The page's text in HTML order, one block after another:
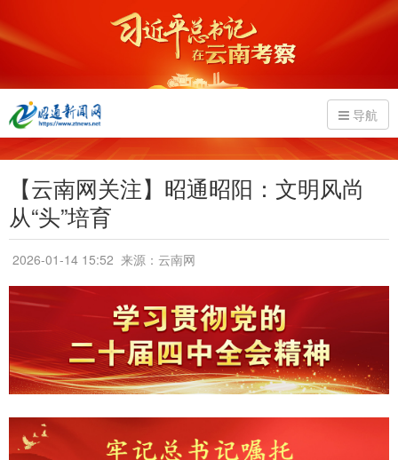
导航
【云南网关注】昭通昭阳：文明风尚
从“头”培育
2026-01-14 15:52 来源：云南网